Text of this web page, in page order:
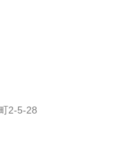
2-5-28